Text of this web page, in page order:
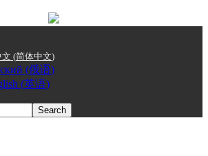
(简体中文)
(俄语)
(英语)